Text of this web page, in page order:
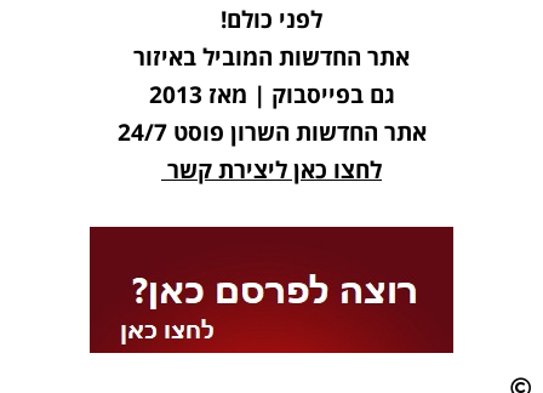
לפני כולם!
אתר החדשות המוביל באיזור
גם בפייסבוק | מאז 2013
אתר החדשות השרון פוסט 24/7
לחצו כאן ליצירת קשר